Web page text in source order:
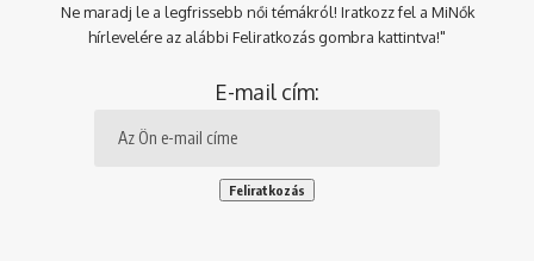
Ne maradj le a legfrissebb női témákról! Iratkozz fel a MiNők
hírlevelére az alábbi Feliratkozás gombra kattintva!"
E-mail cím: